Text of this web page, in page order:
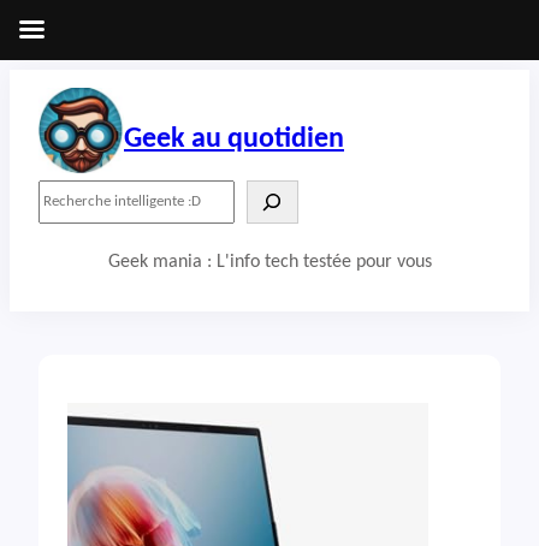
contenu
Geek au quotidien
Geek mania : L'info tech testée pour vous